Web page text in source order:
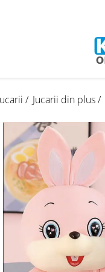
/ Jucarii din plus /